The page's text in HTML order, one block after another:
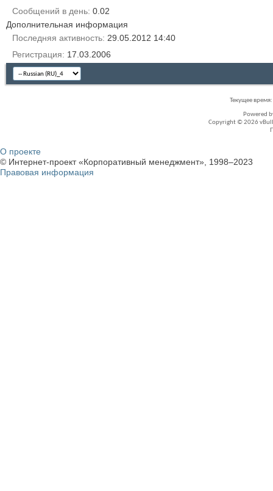
Сообщений в день 0.02
Дополнительная информация
Последняя активность 29.05.2012 14:40
Регистрация
17.03.2006
Текущее время:
Powered
Copyright © 2026
О проекте
© Интернет-проект «Корпоративный менеджмент», 1998–2023
Правовая информация